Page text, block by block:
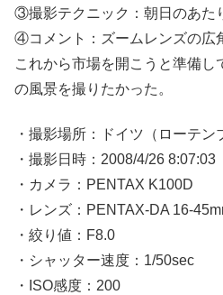
③撮影テクニック：朝日のあた
④コメント：ズームレンズの広
これから市場を開こうと準備
の風景を撮りたかった。
・撮影場所：ドイツ（ローテン
・撮影日時：2008/4/26 8:07:03
・カメラ：PENTAX K100D
・レンズ：PENTAX-DA 16-
・絞り値：F8.0
・シャッター速度：1/50sec
・ISO感度：200